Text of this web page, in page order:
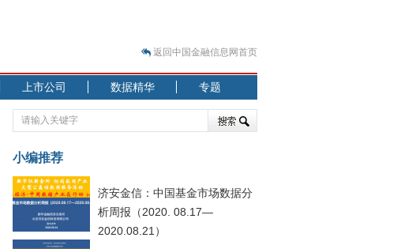
？
围之旅
07.27—2020.07.31）
跷跷板” 结构性失衡藏
下行
最弱
解析
返回中国金融信息网首页
上市公司 数据精华 专题
小编推荐
济安金信：中国基金市场数据分
析周报（2020. 08.17—
2020.08.21）